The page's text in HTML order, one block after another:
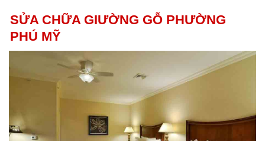
SỬA CHỮA GIƯỜNG GỖ PHƯỜNG
PHÚ MỸ